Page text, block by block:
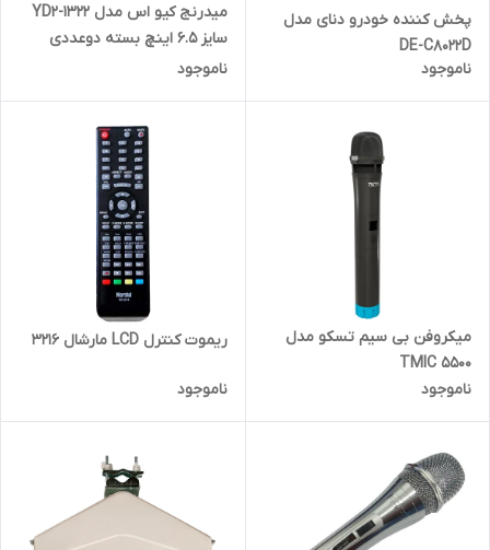
پخش کننده خودرو دنای مدل
DE-C8022D
ناموجود
میدرنج کیو اس مدل YD2-1322
سایز 6.5 اینچ بسته دوعددی
ناموجود
میکروفن بی سیم تسکو مدل
TMIC 5500
ناموجود
ریموت کنترل LCD مارشال 3216
ناموجود